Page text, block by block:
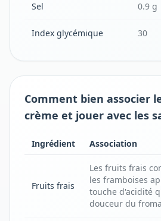
Sel 0.9 g
Index glycémique 30
Comment bien associer
crème et jouer avec les
Ingrédient Association
Fruits frais
Les fruits frais
les framboises
touche d'acidité
douceur du